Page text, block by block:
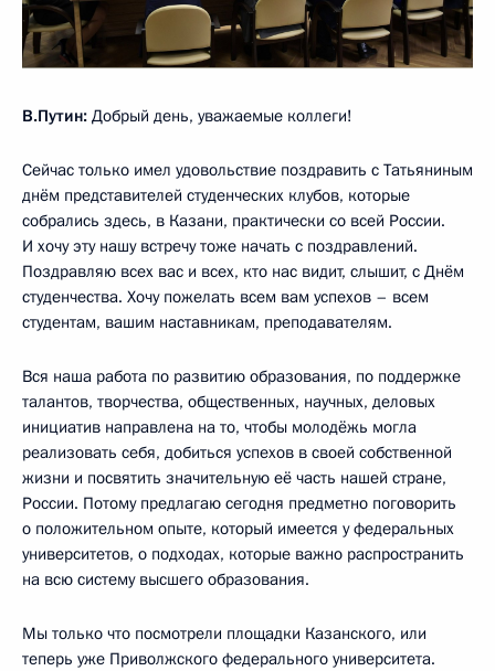
В.Путин: Добрый день, уважаемые коллеги!
Сейчас только имел удовольствие поздравить с Татьяниным
днём представителей студенческих клубов, которые
собрались здесь, в Казани, практически со всей России.
И хочу эту нашу встречу тоже начать с поздравлений.
Поздравляю всех вас и всех, кто нас видит, слышит, с Днём
студенчества. Хочу пожелать всем вам успехов – всем
студентам, вашим наставникам, преподавателям.
Вся наша работа по развитию образования, по поддержке
талантов, творчества, общественных, научных, деловых
инициатив направлена на то, чтобы молодёжь могла
реализовать себя, добиться успехов в своей собственной
жизни и посвятить значительную её часть нашей стране,
России. Потому предлагаю сегодня предметно поговорить
о положительном опыте, который имеется у федеральных
университетов, о подходах, которые важно распространить
на всю систему высшего образования.
Мы только что посмотрели площадки Казанского, или
теперь уже Приволжского федерального университета.